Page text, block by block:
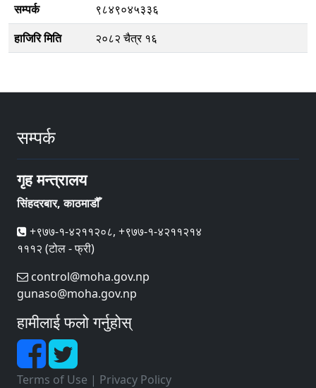
सम्पर्क
९८४९०४५३३६
हाजिरि मिति
२०८२ चैत्र १६
सम्पर्क
गृह मन्त्रालय
सिंहदरबार, काठमाडौँ
+९७७-१-४२११२०८, +९७७-१-४२११२१४
१११२ (टोल - फ्री)
control@moha.gov.np
gunaso@moha.gov.np
हामीलाई फलो गर्नुहोस्
Terms of Use | Privacy Policy